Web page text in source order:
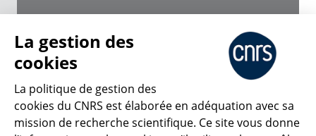
CNRS Le Mag
La gestion des
cookies
La politique de gestion des
cookies du CNRS est élaborée en adéquation avec sa
mission de recherche scientifique. Ce site vous donne